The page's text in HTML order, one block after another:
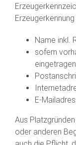
Name inkl.
sofern
E-
Aus
oder anderen